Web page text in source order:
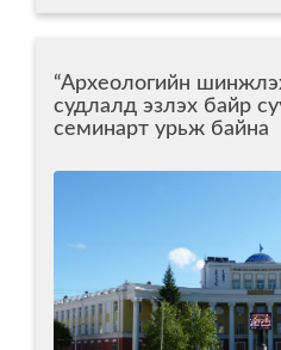
“Археологийн
судлалд эзлэх байр
семинарт урьж байна